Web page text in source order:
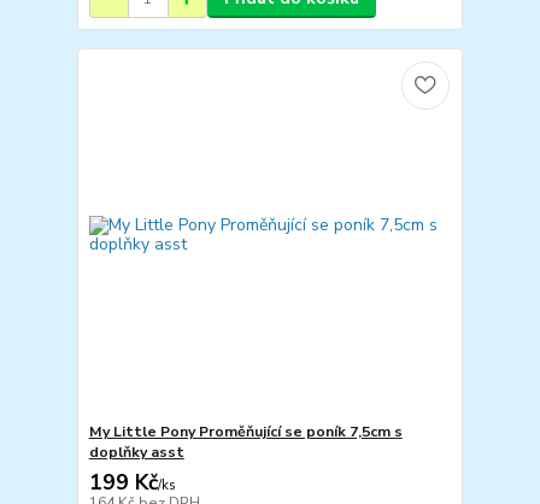
My Little Pony Proměňující se poník 7,5cm s
doplňky asst
199 Kč/ks